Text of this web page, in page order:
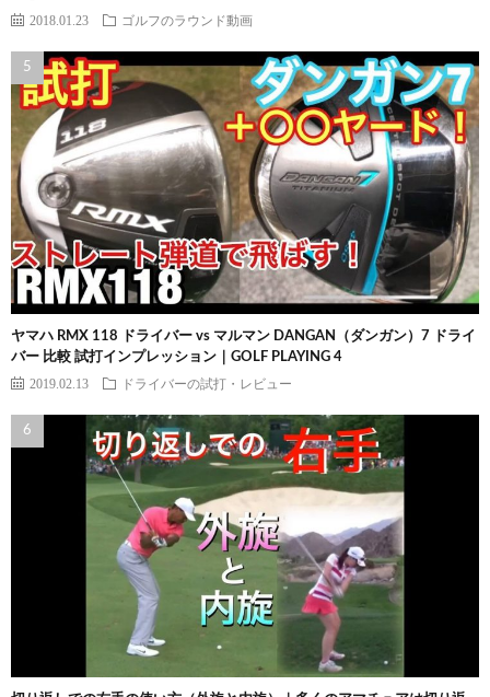
2018.01.23 ゴルフのラウンド動画
ヤマハ RMX 118 ドライバー vs マルマン DANGAN（ダンガン）7 ドライ
バー 比較 試打インプレッション｜GOLF PLAYING 4
2019.02.13 ドライバーの試打・レビュー